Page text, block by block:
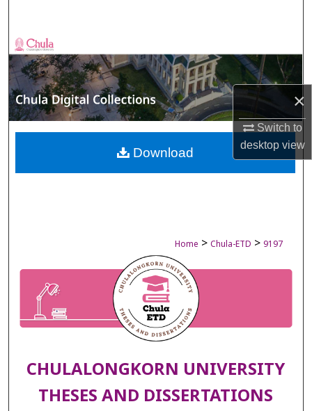
×
Switch to
desktopview
Browse Collections
My Account
About
Digital Commons Network™
Home > Chula-ETD > 9197
CHULALONGKORN UNIVERSITY
THESES AND DISSERTATIONS
Download